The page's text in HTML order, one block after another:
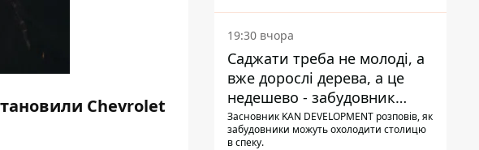
Chevrolet
19:30 вчора
Саджати треба не молоді, а
вже дорослі дерева, а це
недешево - забудовник
Ніконов
Засновник KAN DEVELOPMENT розповів, як
забудовники можуть охолодити столицю
в спеку.